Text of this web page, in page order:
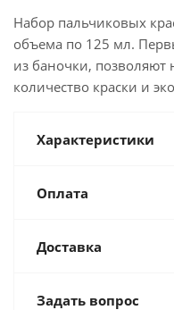
Набор пальчиковых
объема по 125 мл.
из баночки,
количество краски и
Характеристики
Оплата
Доставка
Задать вопрос